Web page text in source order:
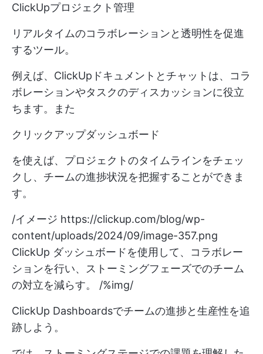
ClickUpプロジェクト管理
リアルタイムのコラボレーションと透明性を促進
するツール。
例えば、ClickUpドキュメントとチャットは、コラ
ボレーションやタスクのディスカッションに役立
ちます。また
クリックアップダッシュボード
を使えば、プロジェクトのタイムラインをチェッ
クし、チームの進捗状況を把握することができま
す。
/イメージ https://clickup.com/blog/wp-
content/uploads/2024/09/image-357.png
ClickUp ダッシュボードを使用して、コラボレー
ションを行い、ストーミングフェーズでのチーム
の対立を減らす。 /%img/
ClickUp Dashboardsでチームの進捗と生産性を追
跡しよう。